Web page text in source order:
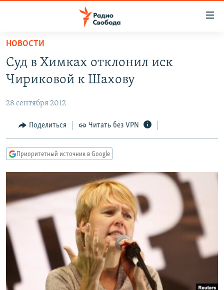
упрощенного
доступа
Вернуться
основному
Вернутся
главной
навигации
Вернутся
поиску
ПОДКАСТЫ
АВТОРСКИЕ ПРОЕКТЫ
ЦИТАТЫ СВОБОДЫ
МНЕНИЯ
IDEL.РЕАЛИИ
СЕВЕР.РЕАЛИИ
СИБИРЬ.РЕАЛИИ
РАСПИСАНИЕ ВЕЩАНИЯ
ПОДПИШИТЕСЬ НА РАССЫЛКУ
СОЦИАЛЬНЫЕ СЕТИ
НОВОСТИ
Суд в Химках отклонил иск
Чириковой к Шахову
28 сентября 2012
Поделиться Читать без VPN
Приоритетный источник в Google